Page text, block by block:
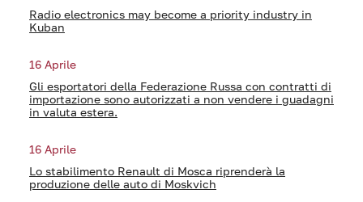
Radio electronics may become a priority industry in
Kuban
16 Aprile
Gli esportatori della Federazione Russa con contratti di
importazione sono autorizzati a non vendere i guadagni
in valuta estera.
16 Aprile
Lo stabilimento Renault di Mosca riprenderà la
produzione delle auto di Moskvich